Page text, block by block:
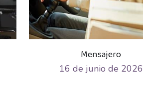
Mensajero
16 de junio de 2026